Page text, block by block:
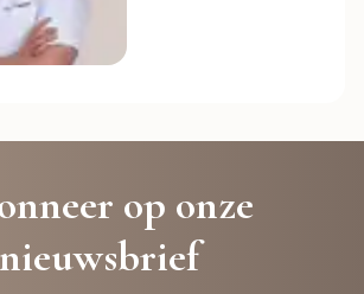
op onze
nieuwsbrief